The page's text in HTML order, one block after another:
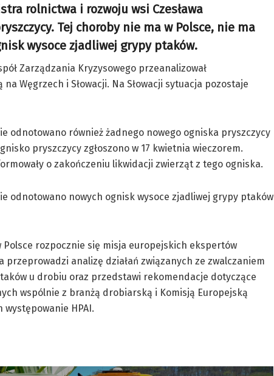
rolnictwa i rozwoju wsi Czesława
Tej choroby nie ma w Polsce, nie ma
wysoce zjadliwej grypy ptaków.
Zarządzania Kryzysowego przeanalizował
Węgrzech i Słowacji. Na Słowacji sytuacja pozostaje
odnotowano również żadnego nowego ogniska pryszczycy
pryszczycy zgłoszono w 17 kwietnia wieczorem.
o zakończeniu likwidacji zwierząt z tego ogniska.
odnotowano nowych ognisk wysoce zjadliwej grypy ptaków
Polsce rozpocznie się misja europejskich ekspertów
przeprowadzi analizę działań związanych ze zwalczaniem
u drobiu oraz przedstawi rekomendacje dotyczące
wspólnie z branżą drobiarską i Komisją Europejską
HPAI.